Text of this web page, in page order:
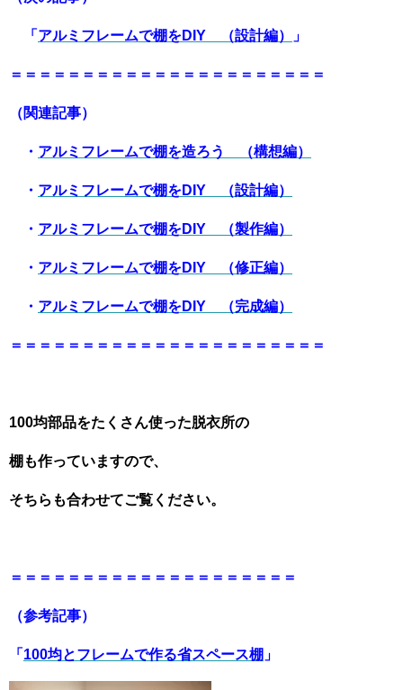
「 アルミフレームで棚をDIY （設計編） 」
＝＝＝＝＝＝＝＝＝＝＝＝＝＝＝＝＝＝＝＝＝＝
（関連記事）
・ アルミフレームで棚を造ろう （構想編）
・ アルミフレームで棚をDIY （設計編）
・ アルミフレームで棚をDIY （製作編）
・ アルミフレームで棚をDIY （修正編）
・ アルミフレームで棚をDIY （完成編）
＝＝＝＝＝＝＝＝＝＝＝＝＝＝＝＝＝＝＝＝＝＝
100均部品をたくさん使った脱衣所の
棚も作っていますので、
そちらも合わせてご覧ください。
＝＝＝＝＝＝＝＝＝＝＝＝＝＝＝＝＝＝＝＝
（参考記事）
「 100均とフレームで作る省スペース棚 」